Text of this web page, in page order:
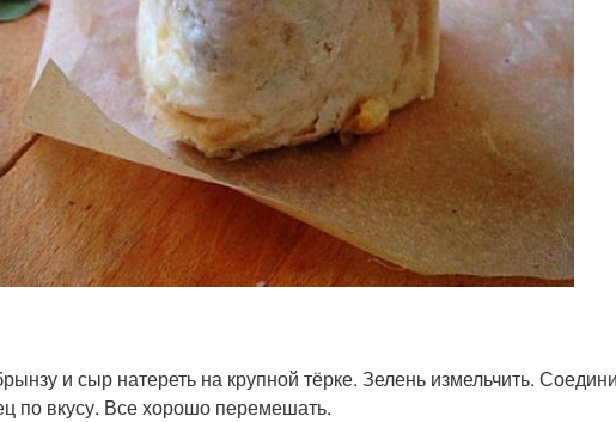
и сыр натереть на крупной тёрке. Зелень измельчить.
по вкусу. Все хорошо перемешать.